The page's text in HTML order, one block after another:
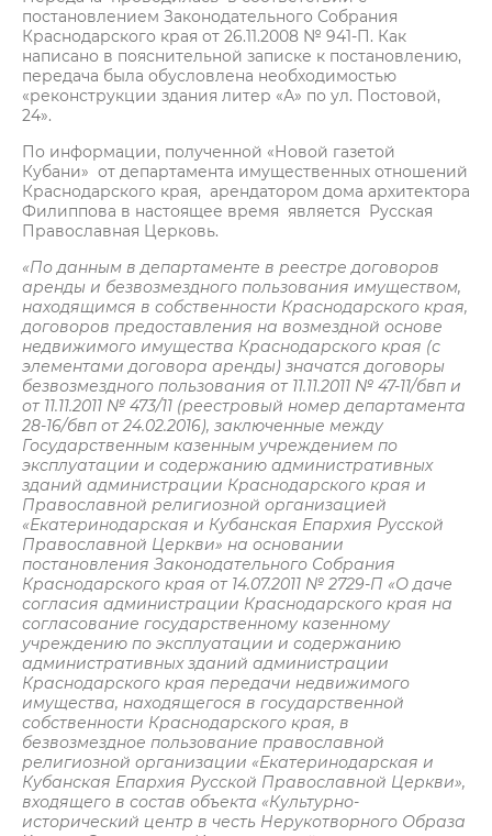
постановлением Законодательного Собрания
Краснодарского края от 26.11.2008 № 941-П. Как
написано в пояснительной записке к постановлению,
передача была обусловлена необходимостью
«реконструкции здания литер «А» по ул. Постовой,
24».
По информации, полученной «Новой газетой
Кубани» от департамента имущественных отношений
Краснодарского края, арендатором дома архитектора
Филиппова в настоящее время является Русская
Православная Церковь.
«По данным в департаменте в реестре договоров
аренды и безвозмездного пользования имуществом,
находящимся в собственности Краснодарского края,
договоров предоставления на возмездной основе
недвижимого имущества Краснодарского края (с
элементами договора аренды) значатся договоры
безвозмездного пользования от 11.11.2011 № 47-11/бвп и
от 11.11.2011 № 473/11 (реестровый номер департамента
28-16/бвп от 24.02.2016), заключенные между
Государственным казенным учреждением по
эксплуатации и содержанию административных
зданий администрации Краснодарского края и
Православной религиозной организацией
«Екатеринодарская и Кубанская Епархия Русской
Православной Церкви» на основании
постановления Законодательного Собрания
Краснодарского края от 14.07.2011 № 2729-П «О даче
согласия администрации Краснодарского края на
согласование государственному казенному
учреждению по эксплуатации и содержанию
административных зданий администрации
Краснодарского края передачи недвижимого
имущества, находящегося в государственной
собственности Краснодарского края, в
безвозмездное пользование православной
религиозной организации «Екатеринодарская и
Кубанская Епархия Русской Православной Церкви»,
входящего в состав объекта «Культурно-
исторический центр в честь Нерукотворного Образа